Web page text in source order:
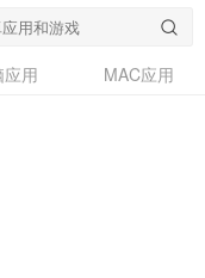
应用
MAC应用